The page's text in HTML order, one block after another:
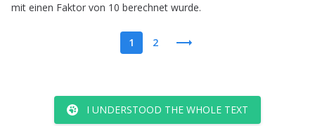
mit einen Faktor von 10 berechnet wurde.
1 2
I UNDERSTOOD THE WHOLE TEXT